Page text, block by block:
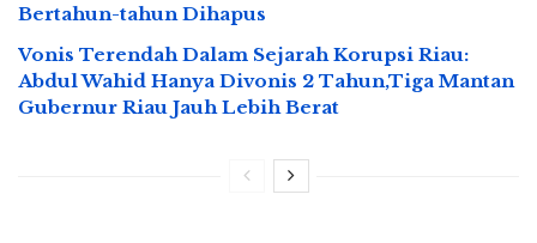
Bertahun-tahun Dihapus
Vonis Terendah Dalam Sejarah Korupsi Riau:
Abdul Wahid Hanya Divonis 2 Tahun,Tiga Mantan
Gubernur Riau Jauh Lebih Berat